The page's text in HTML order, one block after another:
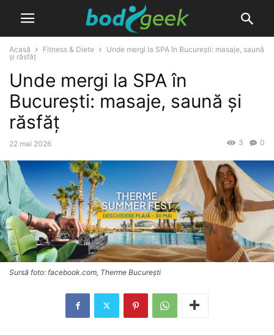
Acasă Fitness & Diete
Unde mergi la SPA în București: masaje, saună
și răsfăț
Unde mergi la SPA în
București: masaje, saună și
răsfăț
22 mai 2026 0
3
Sursă foto: facebook.com, Therme București